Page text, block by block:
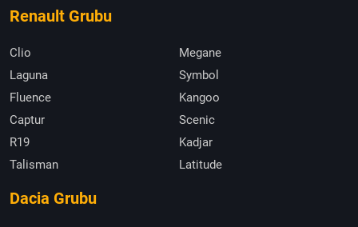
Renault Grubu
Clio
Megane
Laguna
Symbol
Fluence
Kangoo
Captur
Scenic
R19
Kadjar
Talisman
Latitude
Dacia Grubu